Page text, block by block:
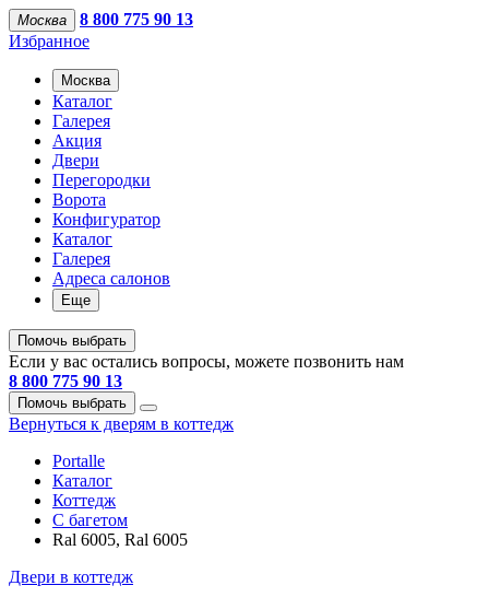
Москва
8 800 775 90 13
Избранное
Москва
Каталог
Галерея
Акция
Двери
Перегородки
Ворота
Конфигуратор
Каталог
Галерея
Адреса салонов
Еще
Помочь выбрать
Если у вас остались вопросы, можете позвонить нам
8 800 775 90 13
Помочь выбрать
Вернуться к дверям в коттедж
Portalle
Каталог
Коттедж
С багетом
Ral 6005, Ral 6005
Двери в коттедж